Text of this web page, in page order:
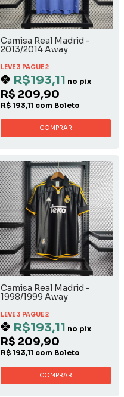
Camisa Real Madrid -
2013/2014 Away
LEVE 3 PAGUE 2
R$193,11 no pix
R$ 209,90
R$ 193,11 com Boleto
COMPRAR
Camisa Real Madrid -
1998/1999 Away
LEVE 3 PAGUE 2
R$193,11 no pix
R$ 209,90
R$ 193,11 com Boleto
COMPRAR